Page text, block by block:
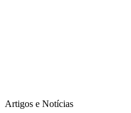
Artigos e Notícias